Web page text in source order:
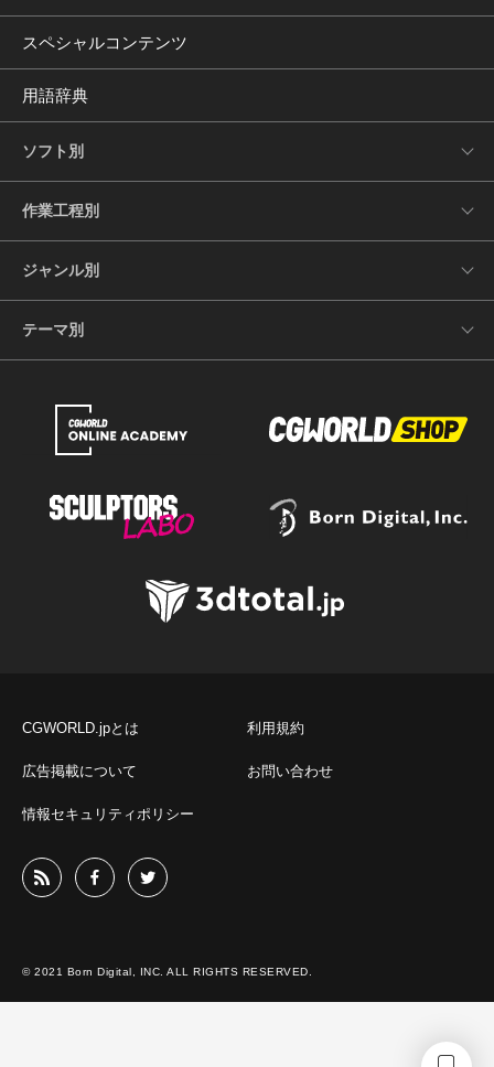
スペシャルコンテンツ
用語辞典
ソフト別
作業工程別
ジャンル別
テーマ別
CGWORLD.jpとは 利用規約
広告掲載について お問い合わせ
情報セキュリティポリシー
© 2021 Born Digital, INC. ALL RIGHTS RESERVED.